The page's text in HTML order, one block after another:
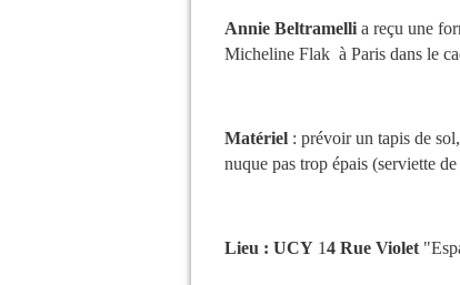
Annie Beltramelli a reçu une
Micheline Flak à Paris dans le
Matériel : prévoir un tapis de
nuque pas trop épais (serviette
Lieu : UCY 14 Rue Violet